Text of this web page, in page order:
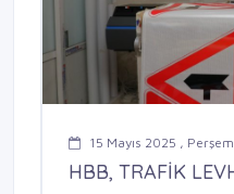
15 Mayıs 2025 ,
HBB, TRAFİK